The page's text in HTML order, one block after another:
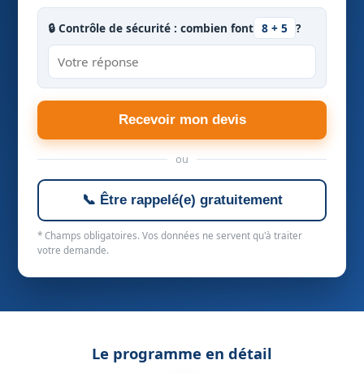
🔒 Contrôle de sécurité : combien font 8 + 5 ?
Recevoir mon devis
ou
📞 Être rappelé(e) gratuitement
* Champs obligatoires. Vos données ne servent qu'à traiter
votre demande.
Le programme en détail